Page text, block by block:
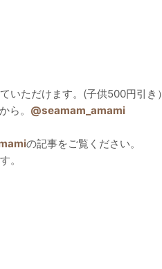
ただけます。(子供500円引き）
ら。 @seamam_amami
の記事をご覧ください。
。